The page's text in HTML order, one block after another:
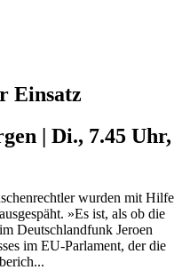
Einsatz
| Di., 7.45 Uhr,
wurden mit Hilfe
»Es ist, als ob die
Deutschlandfunk Jeroen
im EU-Parlament, der die